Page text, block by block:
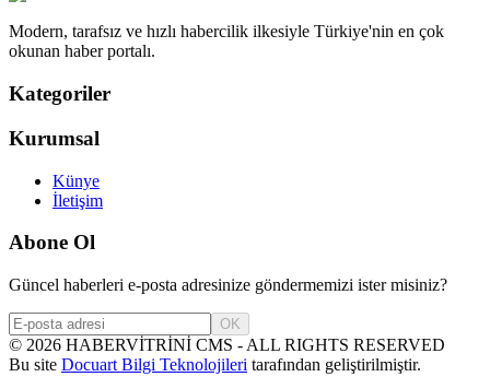
Modern, tarafsız ve hızlı habercilik ilkesiyle Türkiye'nin en çok
okunan haber portalı.
Kategoriler
Kurumsal
Künye
İletişim
Abone Ol
Güncel haberleri e-posta adresinize göndermemizi ister misiniz?
OK
© 2026 HABERVİTRİNİ CMS - ALL RIGHTS RESERVED
Bu site Docuart Bilgi Teknolojileri tarafından geliştirilmiştir.